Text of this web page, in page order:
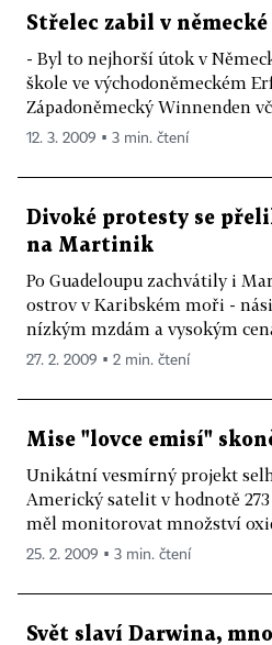
Střelec zabil v
- Byl to nejhorší útok v
škole ve východoněmeckém
Západoněmecký Winnenden
12. 3. 2009 ▪ 3 min. čtení
Divoké protesty se
na Martinik
Po Guadeloupu zachvátily i
ostrov v Karibském moři -
nízkým mzdám a vysokým
27. 2. 2009 ▪ 2 min. čtení
Mise "lovce emisí"
Unikátní vesmírný projekt
Americký satelit v hodnotě
měl monitorovat množství
25. 2. 2009 ▪ 3 min. čtení
Svět slaví Darwina,